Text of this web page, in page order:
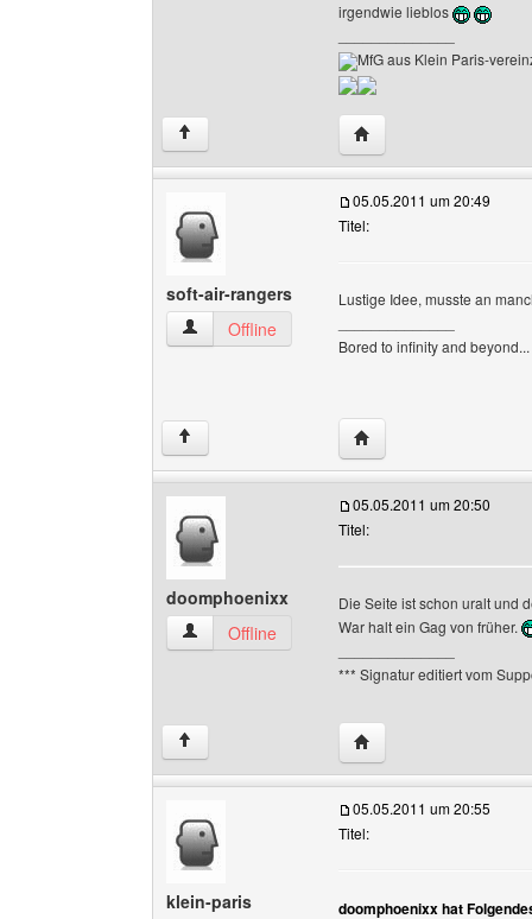
irgendwie lieblos
MfG aus Klein Paris-
↑ Website dieses
soft-air-rangers
soft-air-rangers Benutzer-Profile anzeigen
Offline
05.05.2011 um 20:49
Titel:
Lustige Idee, musste an
Bored to infinity and beyond...
↑ Website dieses
doomphoenixx
doomphoenixx Benutzer-Profile anzeigen
Offline
05.05.2011 um 20:50
Titel:
Die Seite ist schon uralt und
War halt ein Gag von früher.
*** Signatur editiert vom
↑ Website dieses
klein-paris
05.05.2011 um 20:55
Titel:
doomphoenixx hat